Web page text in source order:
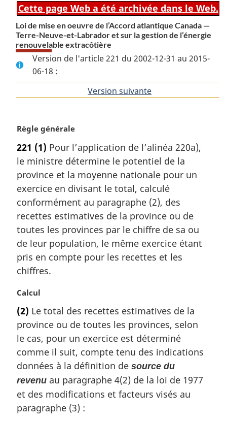
Cette page Web a été archivée dans le Web.
Loi de mise en oeuvre de l’Accord atlantique Canada —
Terre-Neuve-et-Labrador et sur la gestion de l’énergie
renouvelable extracôtière
Version de l'article 221 du 2002-12-31 au 2015-
06-18 :
Version suivante
N
t
e
m
a
g
i
n
a
e
:
Règle générale
221 (1) Pour l’application de l’alinéa 220a),
le ministre détermine le potentiel de la
province et la moyenne nationale pour un
exercice en divisant le total, calculé
conformément au paragraphe (2), des
recettes estimatives de la province ou de
toutes les provinces par le chiffre de sa ou
de leur population, le même exercice étant
pris en compte pour les recettes et les
chiffres.
N
t
e
m
a
g
i
n
a
l
Calcul
(2) Le total des recettes estimatives de la
province ou de toutes les provinces, selon
le cas, pour un exercice est déterminé
comme il suit, compte tenu des indications
données à la définition de source du
revenu au paragraphe 4(2) de la loi de 1977
et des modifications et facteurs visés au
paragraphe (3) :